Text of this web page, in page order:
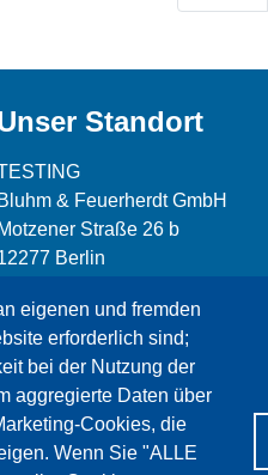
eigenen und fremden
erforderlich sind;
bei der Nutzung der
aggregierte Daten über
Cookies, die
Wenn Sie "ALLE
Standort
Bluhm & Feuerherdt GmbH
Motzener Straße 26 b
Berlin
+49 30 7109645-98